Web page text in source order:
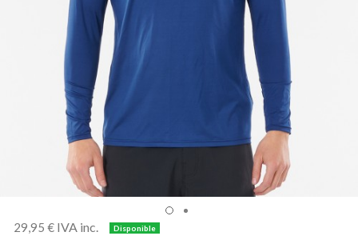
29,95 € IVA inc.